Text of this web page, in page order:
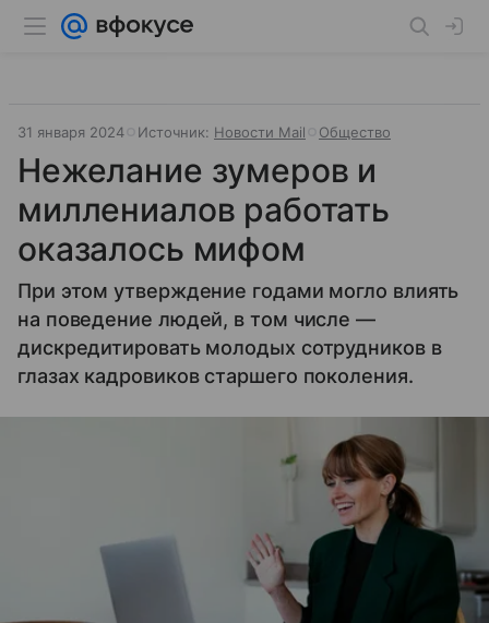
31 января 2024 Источник: Новости Mail Общество
Нежелание зумеров и
миллениалов работать
оказалось мифом
При этом утверждение годами могло влиять
на поведение людей, в том числе —
дискредитировать молодых сотрудников в
глазах кадровиков старшего поколения.